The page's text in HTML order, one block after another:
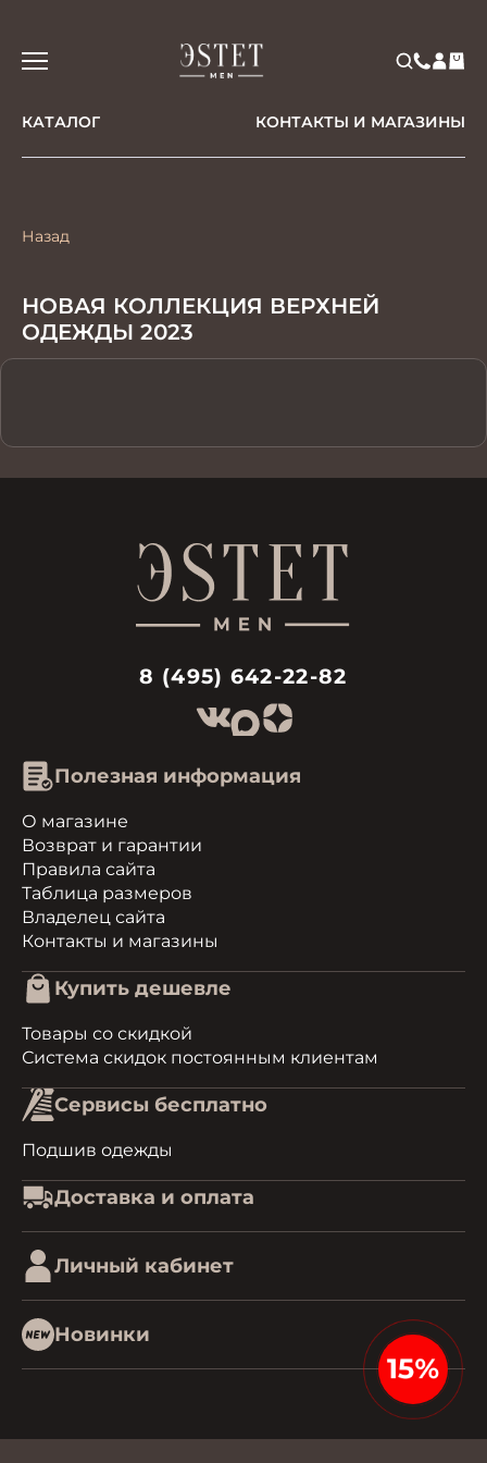
КАТАЛОГ КОНТАКТЫ И МАГАЗИНЫ
Назад
НОВАЯ КОЛЛЕКЦИЯ ВЕРХНЕЙ
ОДЕЖДЫ 2023
8 (495) 642-22-82
Полезная информация
О магазине
Возврат и гарантии
Правила сайта
Таблица размеров
Владелец сайта
Контакты и магазины
Купить дешевле
Товары со скидкой
Система скидок постоянным клиентам
Сервисы бесплатно
Подшив одежды
Доставка и оплата
Личный кабинет
Новинки
15%